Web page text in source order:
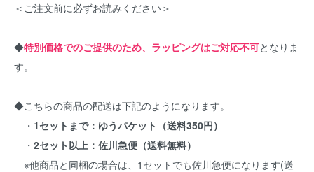
＜ご注文前に必ずお読みください＞
◆特別価格でのご提供のため、ラッピングはご対応不可となりま
す。
◆こちらの商品の配送は下記のようになります。
・ 1セットまで：ゆうパケット（送料350円）
・ 2セット以上：佐川急便（送料無料）
※他商品と同梱の場合は、1セットでも佐川急便になります(送